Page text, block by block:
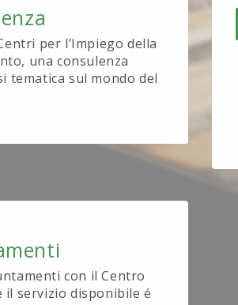
per l’Impiego della
una consulenza
tematica sul mondo del
con il Centro
servizio disponibile é